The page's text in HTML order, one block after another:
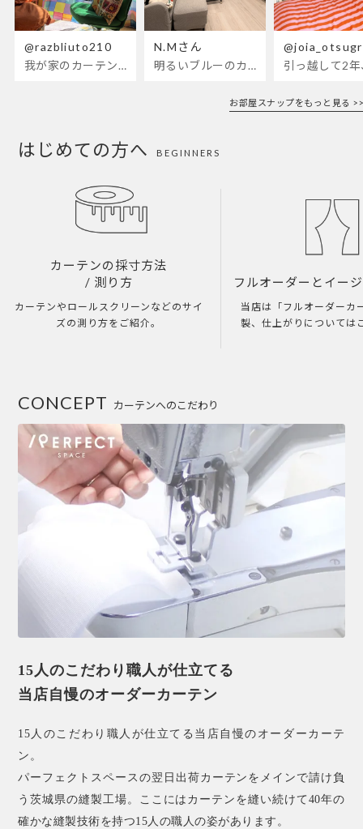
@razbliuto210
我が家のカーテンが新しくなりました🌼早起きが超絶苦手な私が、思わず朝カーテンを開けて光合成するようになったステンドグラスカーテン…！
N.Mさん
明るいブルーのカーテンで、部屋全体が明るく。白を基調とした部屋にぴったりです。
お部屋スナップをもっと見る >>
はじめての方へ BEGINNERS
カーテンの採寸方法
/ 測り方
カーテンやロールスクリーンなどのサイ
ズの測り方をご紹介。
フルオーダーとイー
当店は「フルオーダーカ
製、仕上がりについては
カーテンへのこだわり
CONCEPT
15人のこだわり職人が仕立てる
当店自慢のオーダーカーテン
15人のこだわり職人が仕立てる当店自慢のオーダーカーテ
ン。
パーフェクトスペースの翌日出荷カーテンをメインで請け負
う茨城県の縫製工場。ここにはカーテンを縫い続けて40年の
確かな縫製技術を持つ15人の職人の姿があります。